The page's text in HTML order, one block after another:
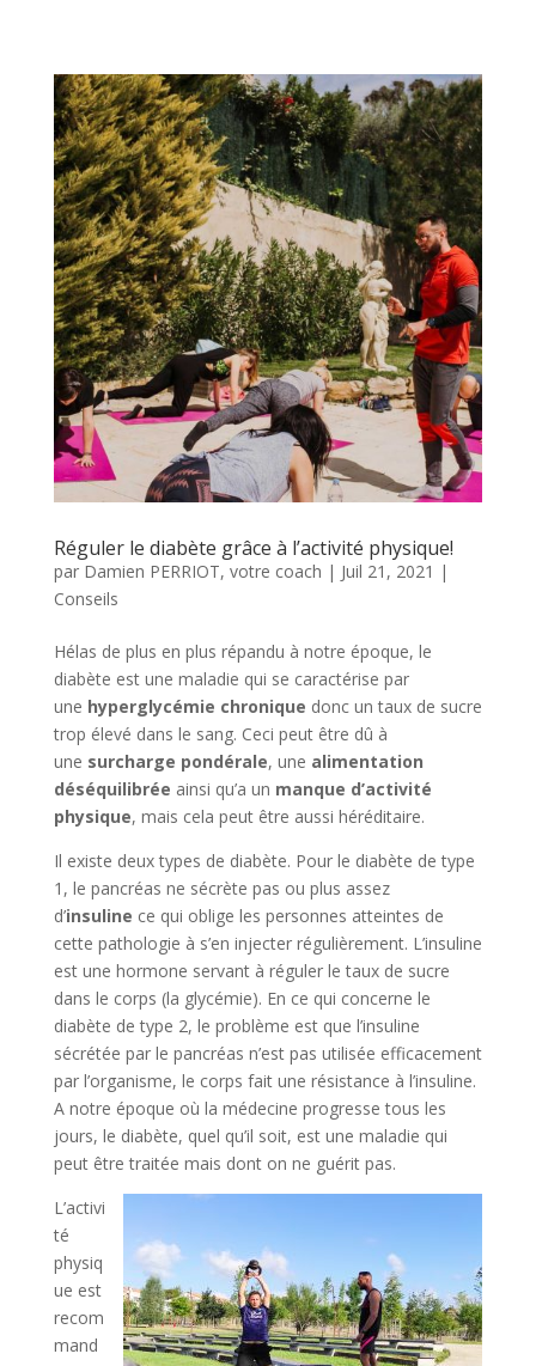
Réguler le diabète grâce à l’activité physique!
par Damien PERRIOT, votre coach | Juil 21, 2021 |
Conseils
Hélas de plus en plus répandu à notre époque, le
diabète est une maladie qui se caractérise par
une hyperglycémie chronique donc un taux de sucre
trop élevé dans le sang. Ceci peut être dû à
une surcharge pondérale, une alimentation
déséquilibrée ainsi qu’a un manque d’activité
physique, mais cela peut être aussi héréditaire.
Il existe deux types de diabète. Pour le diabète de type
1, le pancréas ne sécrète pas ou plus assez
d’insuline ce qui oblige les personnes atteintes de
cette pathologie à s’en injecter régulièrement. L’insuline
est une hormone servant à réguler le taux de sucre
dans le corps (la glycémie). En ce qui concerne le
diabète de type 2, le problème est que l’insuline
sécrétée par le pancréas n’est pas utilisée efficacement
par l’organisme, le corps fait une résistance à l’insuline.
A notre époque où la médecine progresse tous les
jours, le diabète, quel qu’il soit, est une maladie qui
peut être traitée mais dont on ne guérit pas.
L’activi
té
physiq
ue est
recom
mand